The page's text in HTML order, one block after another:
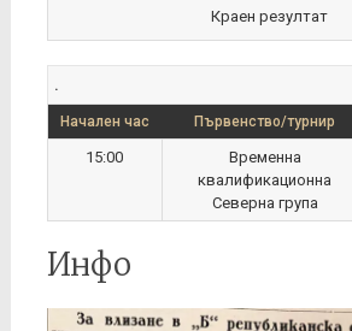
Краен резултат
.
Начален час Първенство/турнир
15:00
Временна
квалификационна
Северна група
Инфо